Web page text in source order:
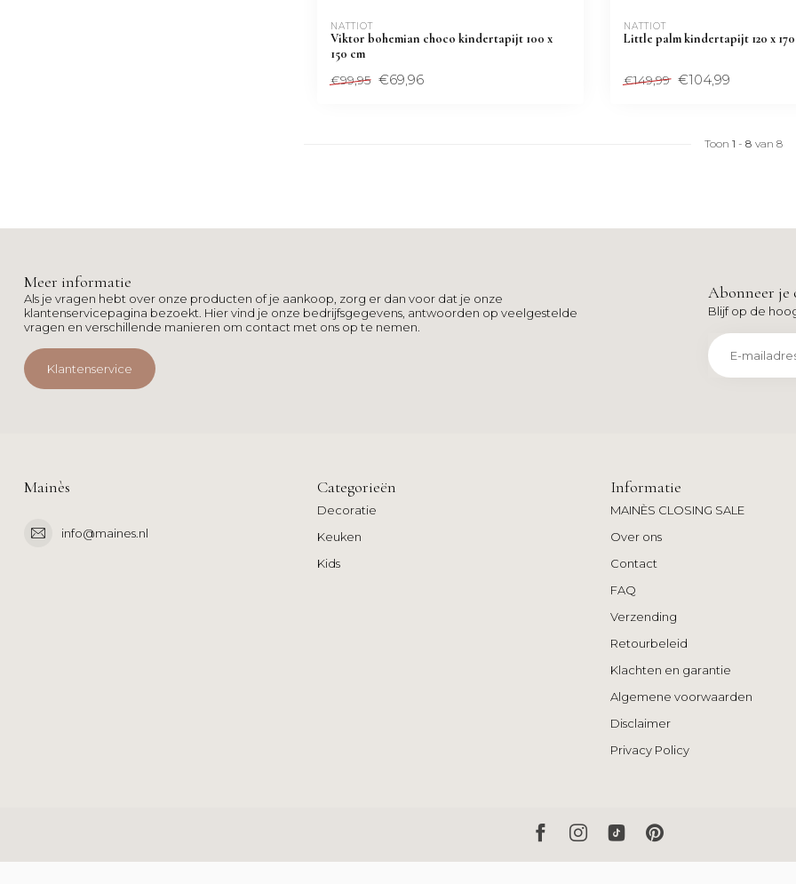
NATTIOT
Viktor bohemian choco kindertapijt 100 x
150 cm
€99,95 €69,96
NATTIOT
Little palm kindertapijt 120 x
€149,99 €104,99
Toon 1 - 8 van 8
Meer informatie
Als je vragen hebt over onze producten of je aankoop, zorg er dan voor dat je onze
klantenservicepagina bezoekt. Hier vind je onze bedrijfsgegevens, antwoorden op veelgestelde
vragen en verschillende manieren om contact met ons op te nemen.
Klantenservice
Abonneer je
Blijf op de
Mainès
info@maines.nl
Categorieën
Decoratie
Keuken
Kids
Informatie
MAINÈS CLOSING SALE
Over ons
Contact
FAQ
Verzending
Retourbeleid
Klachten en garantie
Algemene voorwaarden
Disclaimer
Privacy Policy